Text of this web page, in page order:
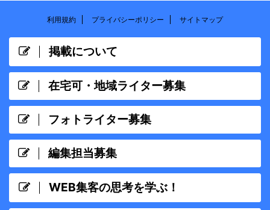
利用規約 プライバシーポリシー サイトマップ
掲載について
在宅可・地域ライター募集
フォトライター募集
編集担当募集
WEB集客の思考を学ぶ！